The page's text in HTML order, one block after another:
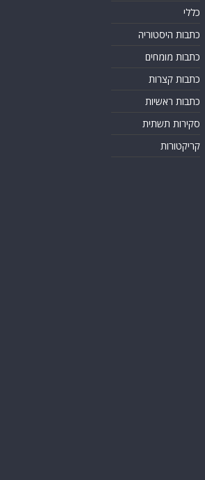
כללי
כתבות היסטוריה
כתבות מומחים
כתבות קצרות
כתבות ראשיות
סקירות תשתית
קריקטורות